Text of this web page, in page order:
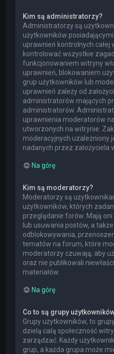
Kim są administratorzy?
Administratorzy są
użytkowników
uprawnień kontrolnych całej
kontrolować wszystkie
funkcjonowaniem witryny
uprawnień, blokowaniem
grup użytkowników lub
uprawnień zależy od
administratorów mających
administratorów.
uprawnienia moderatorów
utworzonych na witrynie.
moderacyjnych uzależniony
nadanych przez założyciela
Na górę
Kim są moderatorzy?
Moderatorzy są
użytkowników, których
przeglądanie forów. Mają
lub usuwania postów, a
odblokowywania,
tematów na forum, które
moderatorzy czuwają, aby
oraz nie publikowali
materiałów.
Na górę
Co to są grupy
Grupy użytkowników, to
dzielą całą społeczność
zarządzać. Każdy
grup, a każda grupa może